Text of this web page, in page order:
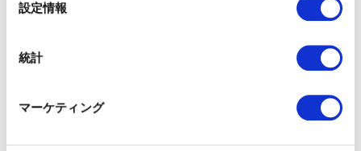
設定情報
統計
マーケティング
01GROWTHについて